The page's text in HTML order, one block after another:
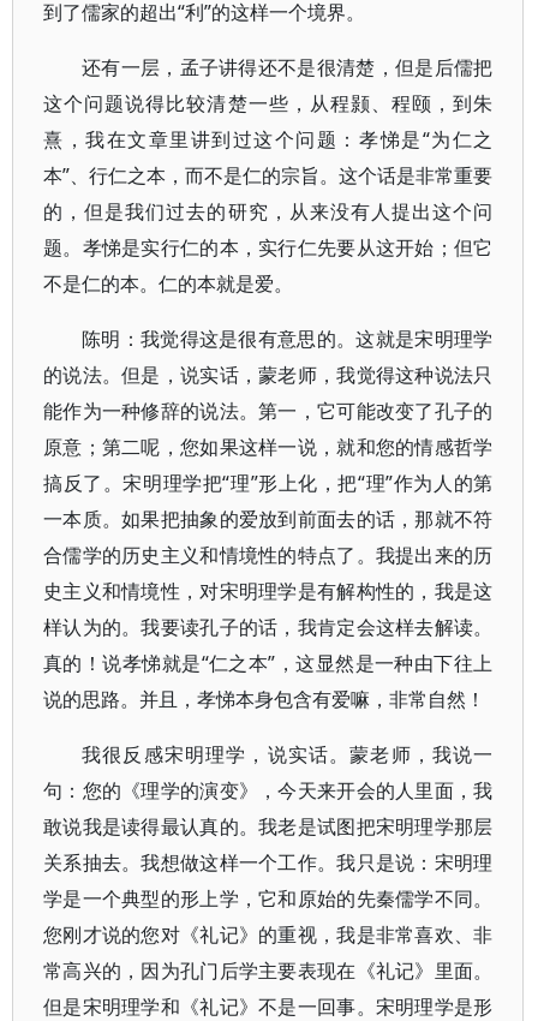
到了儒家的超出“利”的这样一个境界。
还有一层，孟子讲得还不是很清楚，但是后儒把
这个问题说得比较清楚一些，从程颢、程颐，到朱
熹，我在文章里讲到过这个问题：孝悌是“为仁之
本”、行仁之本，而不是仁的宗旨。这个话是非常重要
的，但是我们过去的研究，从来没有人提出这个问
题。孝悌是实行仁的本，实行仁先要从这开始；但它
不是仁的本。仁的本就是爱。
陈明：我觉得这是很有意思的。这就是宋明理学
的说法。但是，说实话，蒙老师，我觉得这种说法只
能作为一种修辞的说法。第一，它可能改变了孔子的
原意；第二呢，您如果这样一说，就和您的情感哲学
搞反了。宋明理学把“理”形上化，把“理”作为人的第
一本质。如果把抽象的爱放到前面去的话，那就不符
合儒学的历史主义和情境性的特点了。我提出来的历
史主义和情境性，对宋明理学是有解构性的，我是这
样认为的。我要读孔子的话，我肯定会这样去解读。
真的！说孝悌就是“仁之本”，这显然是一种由下往上
说的思路。并且，孝悌本身包含有爱嘛，非常自然！
我很反感宋明理学，说实话。蒙老师，我说一
句：您的《理学的演变》，今天来开会的人里面，我
敢说我是读得最认真的。我老是试图把宋明理学那层
关系抽去。我想做这样一个工作。我只是说：宋明理
学是一个典型的形上学，它和原始的先秦儒学不同。
您刚才说的您对《礼记》的重视，我是非常喜欢、非
常高兴的，因为孔门后学主要表现在《礼记》里面。
但是宋明理学和《礼记》不是一回事。宋明理学是形